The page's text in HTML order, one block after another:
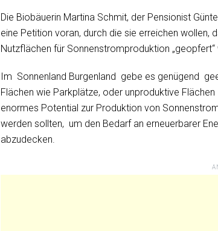
Die Biobäuerin Martina Schmit, der Pensionist
eine Petition voran, durch die sie erreichen wollen,
Nutzflächen für Sonnenstromproduktion „geopfert“
Im Sonnenland Burgenland gebe es genügend
Flächen wie Parkplätze, oder unproduktive
enormes Potential zur Produktion von
werden sollten, um den Bedarf an erneuerbarer
abzudecken.